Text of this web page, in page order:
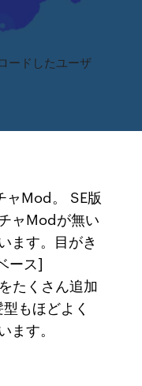
ードしたユーザ
Mod。 SE版
ャModが無い
ます。目がき
ース]
たくさん追加
もほどよく
ます。